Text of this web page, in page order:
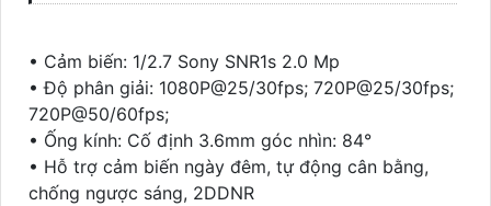
• Cảm biến: 1/2.7 Sony SNR1s 2.0 Mp
• Độ phân giải: 1080P@25/30fps; 720P@25/30fps;
720P@50/60fps;
• Ống kính: Cố định 3.6mm góc nhìn: 84°
• Hỗ trợ cảm biến ngày đêm, tự động cân bằng,
chống ngược sáng, 2DDNR